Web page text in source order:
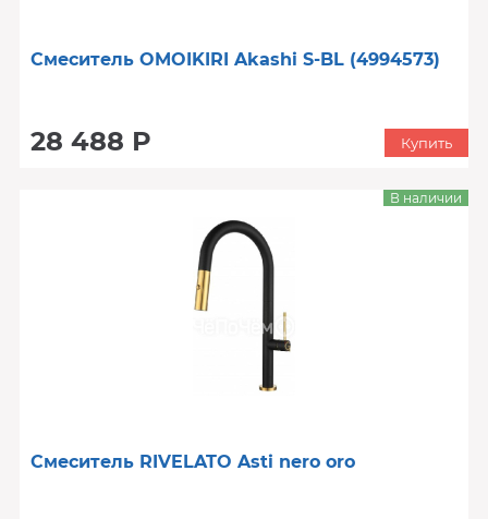
Смеситель OMOIKIRI Akashi S-BL (4994573)
28 488 Р Купить
Смеситель RIVELATO Asti nero oro
В наличии